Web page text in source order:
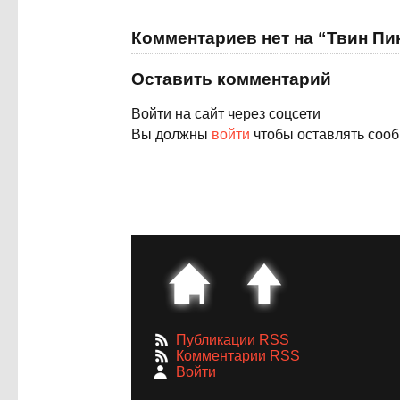
Комментариев нет на “Твин
Оставить комментарий
Войти на сайт через соцсети
Вы должны войти чтобы оставлять
Публикации RSS
Комментарии RSS
Войти